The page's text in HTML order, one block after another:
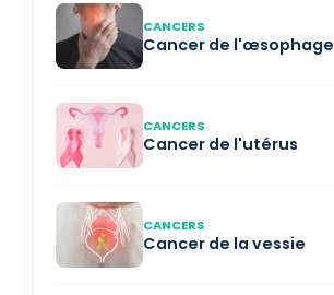
CANCERS
Cancer de l'œsophage
CANCERS
Cancer de l'utérus
CANCERS
Cancer de la vessie